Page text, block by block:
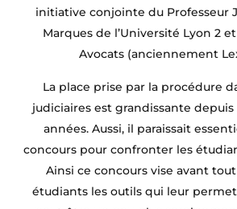
initiative conjointe du Professeur
Marques de l’Université Lyon 2
Avocats (anciennement
La place prise par la procédure
judiciaires est grandissante
années. Aussi, il paraissait
concours pour confronter les
Ainsi ce concours vise avant
étudiants les outils qui leur